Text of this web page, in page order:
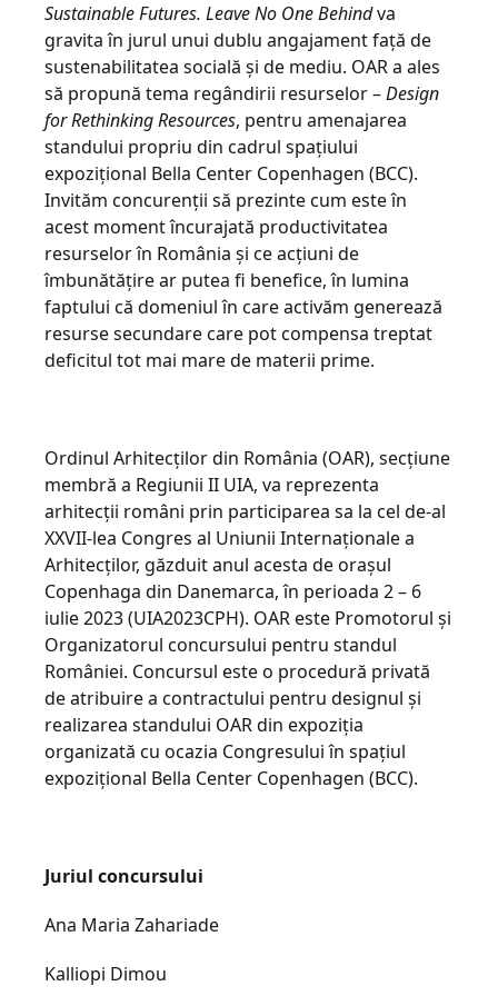
Sustainable Futures. Leave No One Behindva
gravita în jurul unui dublu angajament față de
sustenabilitatea socială și de mediu. OAR a ales
să propună tema regândirii resurselor –Design
for Rethinking Resources, pentru amenajarea
standului propriu din cadrul spațiului
expozițional Bella Center Copenhagen (BCC).
Invităm concurenții să prezinte cum este în
acest moment încurajată productivitatea
resurselor în România și ce acțiuni de
îmbunătățire ar putea fi benefice, în lumina
faptului că domeniul în care activăm generează
resurse secundare care pot compensa treptat
deficitul tot mai mare de materii prime.
Ordinul Arhitecților din România (OAR), secțiune
membră a Regiunii II UIA, va reprezenta
arhitecții români prin participarea sa la cel de-al
XXVII-lea Congres al Uniunii Internaționale a
Arhitecților, găzduit anul acesta de orașul
Copenhaga din Danemarca, în perioada 2 – 6
iulie 2023 (UIA2023CPH). OAR este Promotorul și
Organizatorul concursului pentru standul
României. Concursul este o procedură privată
de atribuire a contractului pentru designul și
realizarea standului OAR din expoziția
organizată cu ocazia Congresului în spațiul
expozițional Bella Center Copenhagen (BCC).
Juriul concursului
Ana Maria Zahariade
Kalliopi Dimou